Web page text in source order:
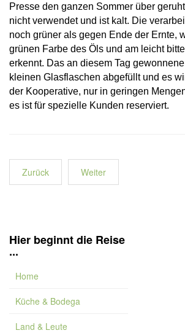
Presse den ganzen Sommer über
nicht verwendet und ist kalt. Die
noch grüner als gegen Ende der Ernte,
grünen Farbe des Öls und am leicht
erkennt. Das an diesem Tag
kleinen Glasflaschen abgefüllt und es
der Kooperative, nur in geringen
es ist für spezielle Kunden reserviert.
Zurück Weiter
Hier beginnt die Reise
...
Home
Küche & Bodega
Land & Leute